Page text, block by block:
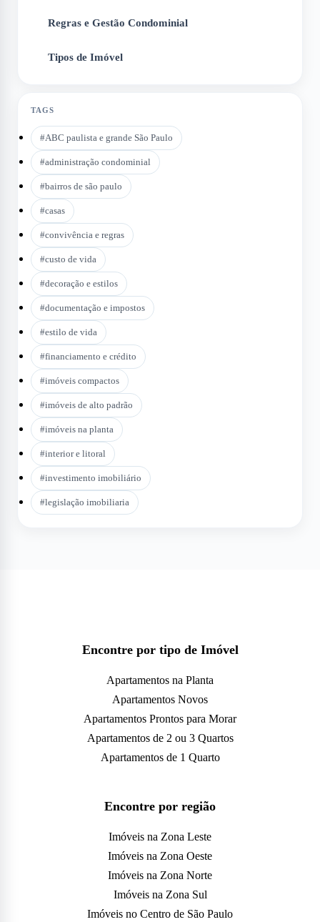
Regras e Gestão Condominial
Tipos de Imóvel
TAGS
#ABC paulista e grande São Paulo
#administração condominial
#bairros de são paulo
#casas
#convivência e regras
#custo de vida
#decoração e estilos
#documentação e impostos
#estilo de vida
#financiamento e crédito
#imóveis compactos
#imóveis de alto padrão
#imóveis na planta
#interior e litoral
#investimento imobiliário
#legislação imobiliaria
Encontre por tipo de Imóvel
Apartamentos na Planta
Apartamentos Novos
Apartamentos Prontos para Morar
Apartamentos de 2 ou 3 Quartos
Apartamentos de 1 Quarto
Encontre por região
Imóveis na Zona Leste
Imóveis na Zona Oeste
Imóveis na Zona Norte
Imóveis na Zona Sul
Imóveis no Centro de São Paulo